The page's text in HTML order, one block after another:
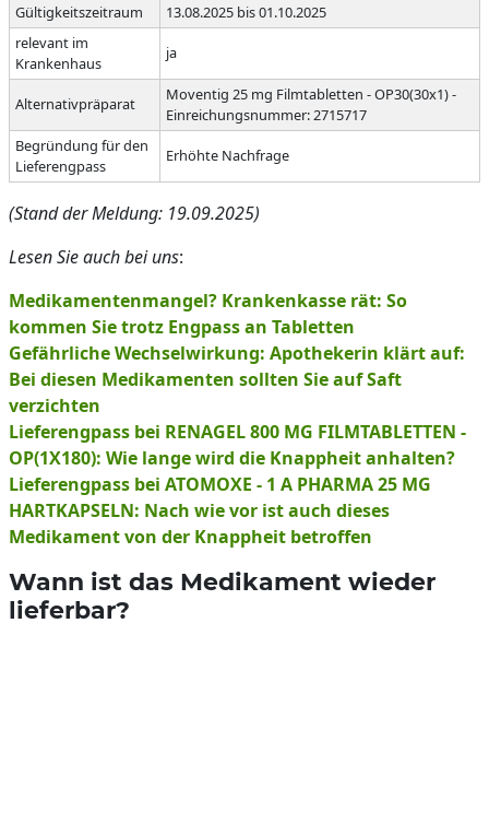
Gültigkeitszeitraum
13.08.2025 bis 01.10.2025
relevant im
Krankenhaus
ja
Alternativpräparat
Moventig 25 mg Filmtabletten - OP30(30x1) -
Einreichungsnummer: 2715717
Begründung für den
Lieferengpass
Erhöhte Nachfrage
(Stand der Meldung: 19.09.2025)
Lesen Sie auch bei uns:
Medikamentenmangel? Krankenkasse rät: So
kommen Sie trotz Engpass an Tabletten
Gefährliche Wechselwirkung: Apothekerin klärt auf:
Bei diesen Medikamenten sollten Sie auf Saft
verzichten
Lieferengpass bei RENAGEL 800 MG FILMTABLETTEN -
OP(1X180): Wie lange wird die Knappheit anhalten?
Lieferengpass bei ATOMOXE - 1 A PHARMA 25 MG
HARTKAPSELN: Nach wie vor ist auch dieses
Medikament von der Knappheit betroffen
Wann ist das Medikament wieder
lieferbar?